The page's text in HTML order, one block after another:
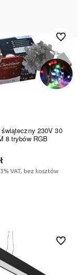
230V 30
8 trybów RGB
VAT, bez kosztów
Do
Do